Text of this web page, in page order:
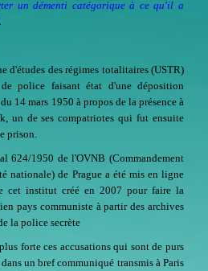
un démenti catégorique à ce qu'il a
d'études des régimes totalitaires (USTR)
police faisant état d'une déposition
14 mars 1950 à propos de la présence à
un de ses compatriotes qui fut ensuite
prison.
624/1950 de l'OVNB (Commandement
nationale) de Prague a été mis en ligne
cet institut créé en 2007 pour faire la
pays communiste à partir des archives
la police secrète
forte ces accusations qui sont de purs
un bref communiqué transmis à Paris